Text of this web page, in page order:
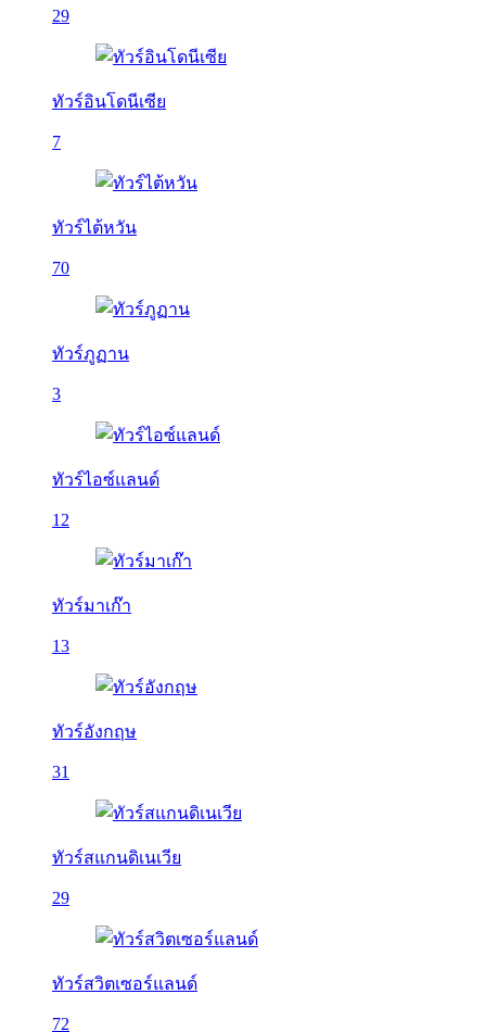
29
ทัวร์อินโดนีเซีย
7
ทัวร์ไต้หวัน
70
ทัวร์ภูฏาน
3
ทัวร์ไอซ์แลนด์
12
ทัวร์มาเก๊า
13
ทัวร์อังกฤษ
31
ทัวร์สแกนดิเนเวีย
29
ทัวร์สวิตเซอร์แลนด์
72